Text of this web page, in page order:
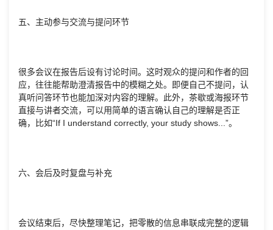
五、主动参与交流与提问环节
很多会议在报告后设有讨论时间。这时观众的提问和作者的回
应，往往能帮助澄清报告中的模糊之处。即便自己不提问，认
真听问答环节也能加深对内容的理解。此外，茶歇或海报环节
直接与讲者交流，可以用简单的语言确认自己的理解是否正
确，比如“If I understand correctly, your study shows...”。
六、会后及时复盘与补充
会议结束后，尽快整理笔记，把零散的信息串联成完整的逻辑